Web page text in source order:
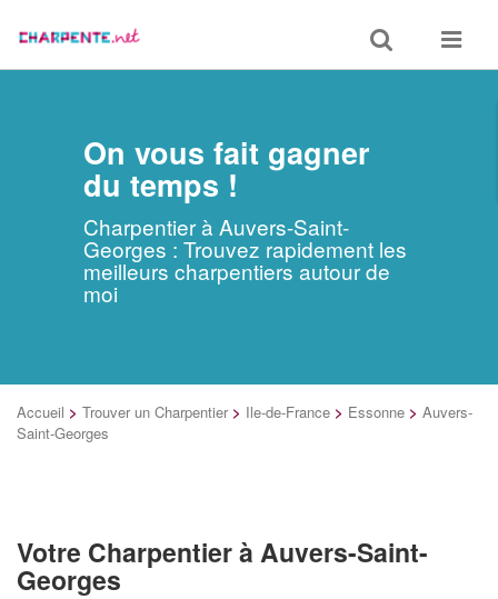
Toggle
search
Toggle
On vous fait gagner
du temps !
Charpentier à Auvers-Saint-
Georges : Trouvez rapidement les
meilleurs charpentiers autour de
moi
Accueil > Trouver un Charpentier > Ile-de-France > Essonne > Auvers-
Saint-Georges
Votre Charpentier à Auvers-Saint-
Georges